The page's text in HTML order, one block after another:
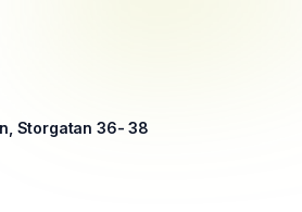
Storgatan 36- 38